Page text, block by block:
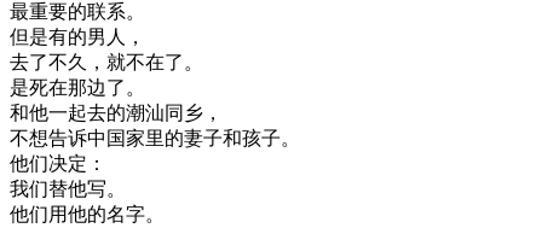
最重要的联系。
但是有的男人 ，
去了不久 ， 就不在了。
是死在那边了。
和他一起去的潮汕同 乡 ，
不想告诉中国家里的妻子和孩子。
他们决定 ：
我们替他写。
他们用他的名字。